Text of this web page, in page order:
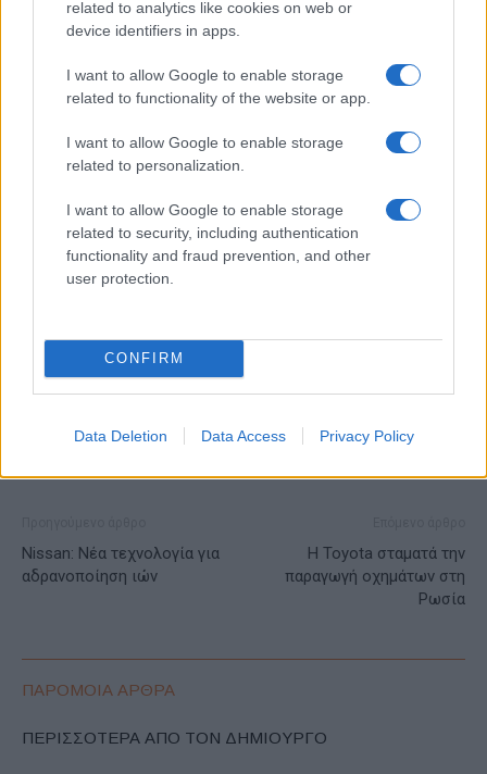
related to analytics like cookies on web or
device identifiers in apps.
I want to allow Google to enable storage
related to functionality of the website or app.
I want to allow Google to enable storage
related to personalization.
I want to allow Google to enable storage
related to security, including authentication
functionality and fraud prevention, and other
user protection.
CONFIRM
Data Deletion Data Access Privacy Policy
18η συνεχόμενη χρονιά για τον ΟΤΕ στη διεθνή σειρά
δεικτών FTSE4Good
Alpha Bank: Για πρώτη φορά το Αρχαίο Θέατρο Επιδαύρου
Nissan: Νέα τεχνολογία για
αδρανοποίηση ιών
Η Toyota σταματά την
παραγωγή οχημάτων στη
Ρωσία
ΠΑΡΟΜΟΙΑ ΑΡΘΡΑ
ΠΕΡΙΣΣΟΤΕΡΑ ΑΠΟ ΤΟΝ ΔΗΜΙΟΥΡΓΟ